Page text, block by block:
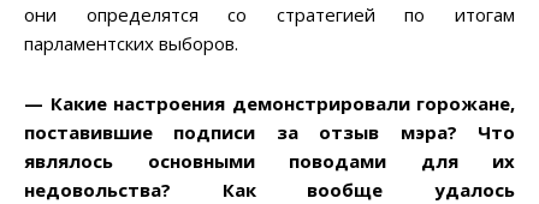
они определятся со стратегией по итогам
парламентских выборов.
— Какие настроения демонстрировали горожане,
поставившие подписи за отзыв мэра? Что
являлось основными поводами для их
недовольства? Как вообще удалось